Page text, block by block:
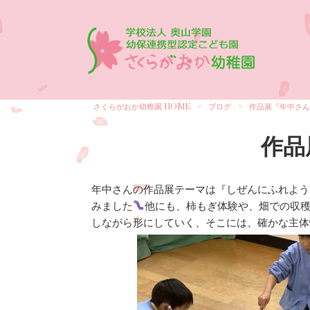
さくらがおか幼稚園 HOME > ブログ > 作品展『年中さ
作
年中さんの作品展テーマは『しぜんにふれよう
みました
他にも、柿もぎ体験や、畑での収
しながら形にしていく、そこには、確かな主